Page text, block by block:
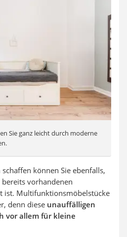
Sie ganz leicht durch moderne
können Sie ebenfalls,
vorhandenen
ist. Multifunktionsmöbelstücke
denn diese unauffälligen
vor allem für kleine